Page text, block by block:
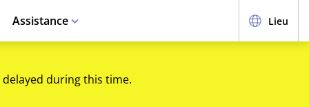
Assistance Lieu
during this time.